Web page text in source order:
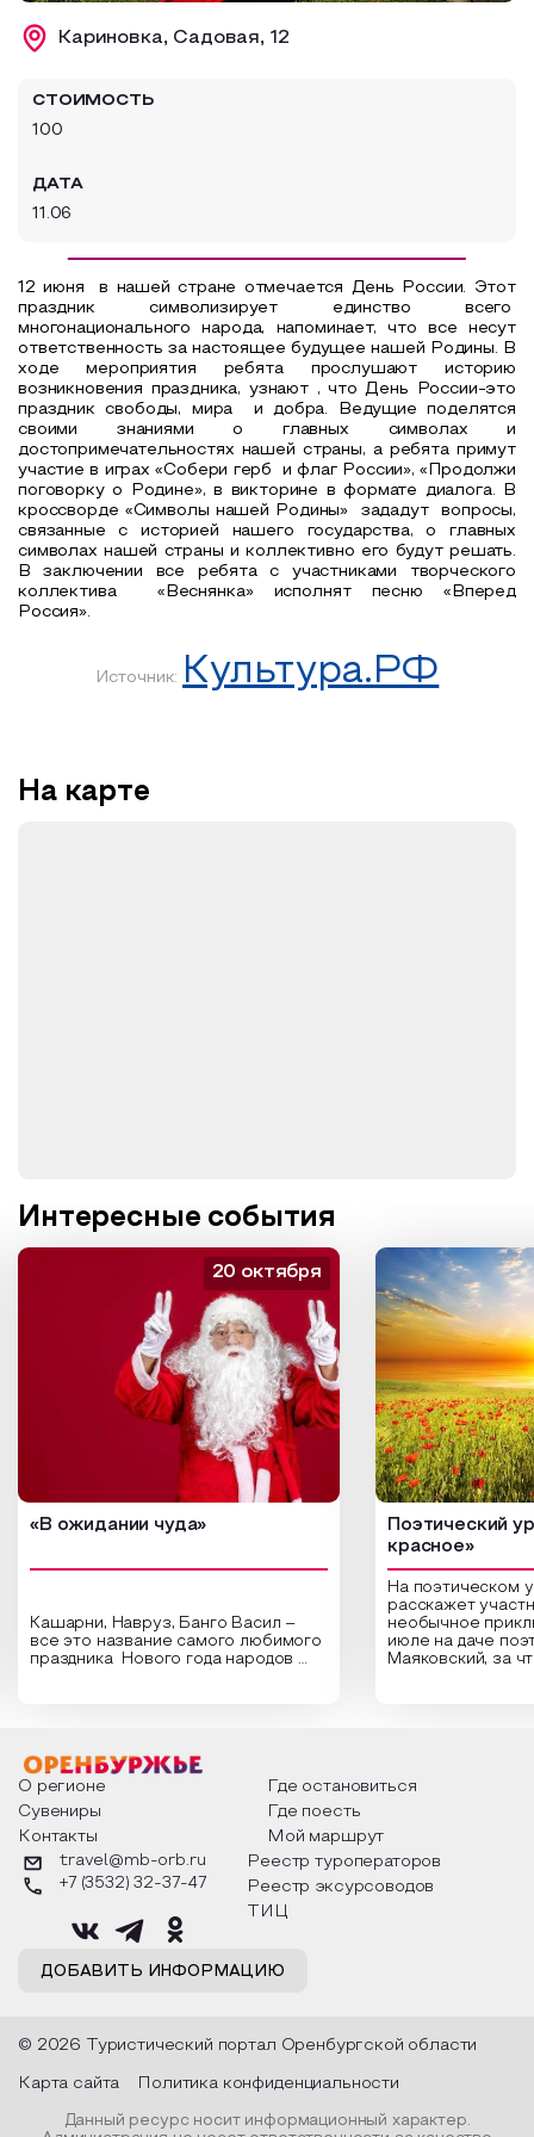
Образовательный туризм
Кариновка, Садовая, 12
СТОИМОСТЬ
100
ДАТА
11.06
12 июня
в нашей стране отмечается День России. Этот
праздник символизирует единство всего
многонационального народа, напоминает, что все несут
ответственность за настоящее будущее нашей Родины. В
ходе мероприятия ребята прослушают историю
возникновения праздника, узнают , что День России-это
праздник свободы, мира
и добра. Ведущие поделятся
своими знаниями о главных символах и
достопримечательностях нашей страны, а ребята примут
участие в играх «Собери герб
и флаг России», «Продолжи
поговорку о Родине», в викторине в формате диалога. В
кроссворде «Символы нашей Родины» зададут вопросы,
связанные с историей нашего государства, о главных
символах нашей страны и коллективно его будут решать.
В заключении все ребята с участниками творческого
коллектива «Веснянка» исполнят песню «Вперед
Россия».
Источник: Культура.РФ
На карте
Интересные события
«В ожидании чуда»
Кашарни, Навруз, Банго Васил –
все это название самого любимого
праздника Нового года народов
о том, как встречают новый год в
разных уголках страны, какие
обряды совершают на удачу и
благополучие, в чем схожи и
различаются традиции. Кто такой
Дед Мороз и откуда он пришел, как
его называют в разных уголках
страны и как появились елочные
20 октября
Поэтический
красное»
На поэтическом
расскажет
необычное
июле на даче
Маяковский, за
Твардовского и
каждой строчке
восхищение
яркому времени
О регионе
Где остановиться
Сувениры
Где поесть
Контакты
Мой маршрут
ДОБАВИТЬ ИНФОРМАЦИЮ
travel@mb-orb.ru
+7 (3532) 32-37-47
Реестр туроператоров
Реестр эксурсоводов
ТИЦ
© 2026 Туристический портал Оренбургской области
Карта сайта Политика конфиденциальности
Данный ресурс носит информационный характер.